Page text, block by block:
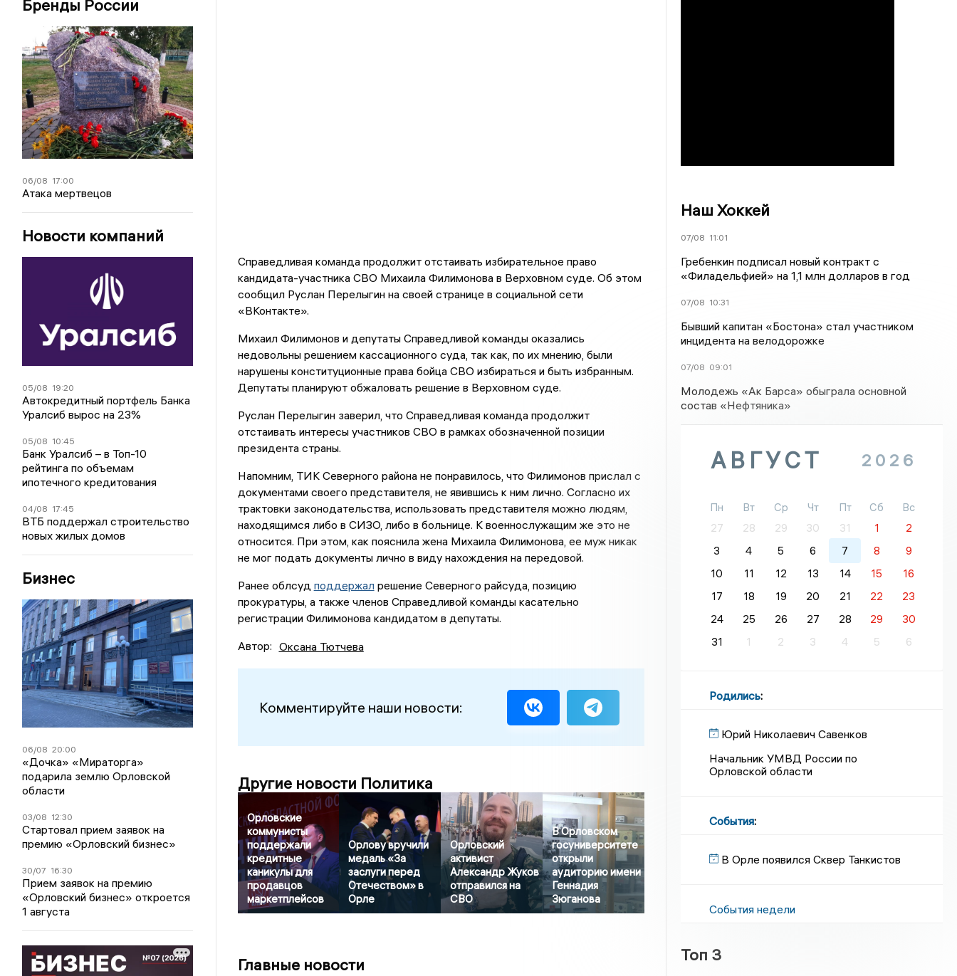
Бренды России
06/08 17:00
Атака мертвецов
Новости компаний
05/08 19:20
Автокредитный портфель Банка
Уралсиб вырос на 23%
05/08 10:45
Банк Уралсиб – в Топ-10
рейтинга по объемам
ипотечного кредитования
04/08 17:45
ВТБ поддержал строительство
новых жилых домов
Бизнес
06/08 20:00
«Дочка» «Мираторга»
подарила землю Орловской
области
03/08 12:30
Стартовал прием заявок на
премию «Орловский бизнес»
30/07 16:30
Прием заявок на премию
«Орловский бизнес» откроется
1 августа
Справедливая команда продолжит отстаивать избирательное право
кандидата-участника СВО Михаила Филимонова в Верховном суде. Об этом
сообщил Руслан Перелыгин на своей странице в социальной сети
«ВКонтакте».
Михаил Филимонов и депутаты Справедливой команды оказались
недовольны решением кассационного суда, так как, по их мнению, были
нарушены конституционные права бойца СВО избираться и быть избранным.
Депутаты планируют обжаловать решение в Верховном суде.
Руслан Перелыгин заверил, что Справедливая команда продолжит
отстаивать интересы участников СВО в рамках обозначенной позиции
президента страны.
Напомним, ТИК Северного района не понравилось, что Филимонов прислал с
документами своего представителя, не явившись к ним лично. Согласно их
трактовки законодательства, использовать представителя можно людям,
находящимся либо в СИЗО, либо в больнице. К военнослужащим же это не
относится. При этом, как пояснила жена Михаила Филимонова, ее муж никак
не мог подать документы лично в виду нахождения на передовой.
Ранее облсуд поддержалрешение Северного райсуда, позицию
прокуратуры, а также членов Справедливой команды касательно
регистрации Филимонова кандидатом в депутаты.
Автор: Оксана Тютчева
Комментируйте наши новости:
Другие новости Политика
Орловские
коммунисты
поддержали
кредитные
каникулы для
продавцов
маркетплейсов
Орлову вручили
медаль «За
заслуги перед
Отечеством» в
Орле
Орловский
активист
Александр Жуков
отправился на
СВО
В Орловском
госуниверситете
открыли
аудиторию имени
Геннадия
Зюганова
Главные новости
Наш Хоккей
07/08 11:01
Гребенкин подписал новый контракт с
«Филадельфией» на 1,1 млн долларов в год
07/08 10:31
Бывший капитан «Бостона» стал участником
инцидента на велодорожке
07/08 09:01
Молодежь «Ак Барса» обыграла основной
состав «Нефтяника»
АВГУСТ 2026
Пн Вт Ср Чт Пт Сб
Вс
27
28 29 30 31 1
2
3
4 5 6 7 8
9
10
11 12 13 14 15
16
17
18 19 20 21 22
23
24
25 26 27 28 29
30
31
1 2 3 4 5 6
Родились:
Юрий Николаевич Савенков
Начальник УМВД России по
Орловской области
События:
В Орле появился Сквер Танкистов
События недели
Топ 3